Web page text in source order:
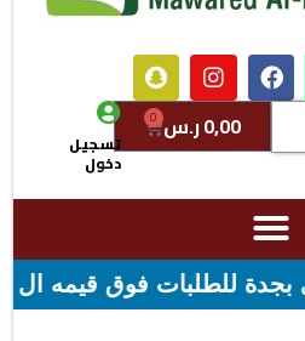
0,00ر.س 0
تسجيل
دخول
مجاني لقيمه اكثر من ٢٩٩ ريال